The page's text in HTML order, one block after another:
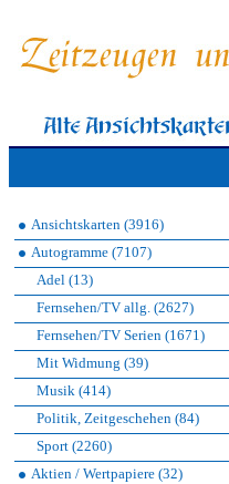
Ansichtskarten (3916)
Autogramme (7107)
Adel (13)
Fernsehen/TV allg. (2627)
Fernsehen/TV Serien (1671)
Mit Widmung (39)
Musik (414)
Politik, Zeitgeschehen (84)
Sport (2260)
Aktien / Wertpapiere (32)